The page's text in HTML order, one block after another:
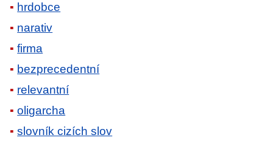
hrdobce
narativ
firma
bezprecedentní
relevantní
oligarcha
slovník cizích slov